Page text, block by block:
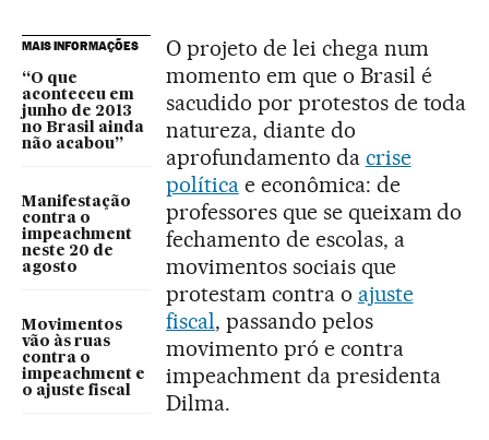
MAIS INFORMAÇÕES
“O que
aconteceu em
junho de 2013
no Brasil ainda
não acabou”
Manifestação
contra o
impeachment
neste 20 de
agosto
Movimentos
vão às ruas
contra o
impeachment e
o ajuste fiscal
O projeto de lei chega num
momento em que o Brasil é
sacudido por protestos de toda
natureza, diante do
aprofundamento da crise
políticae econômica: de
professores que se queixam do
fechamento de escolas, a
movimentos sociais que
protestam contra o ajuste
fiscal, passando pelos
movimento pró e contra
impeachment da presidenta
Dilma.